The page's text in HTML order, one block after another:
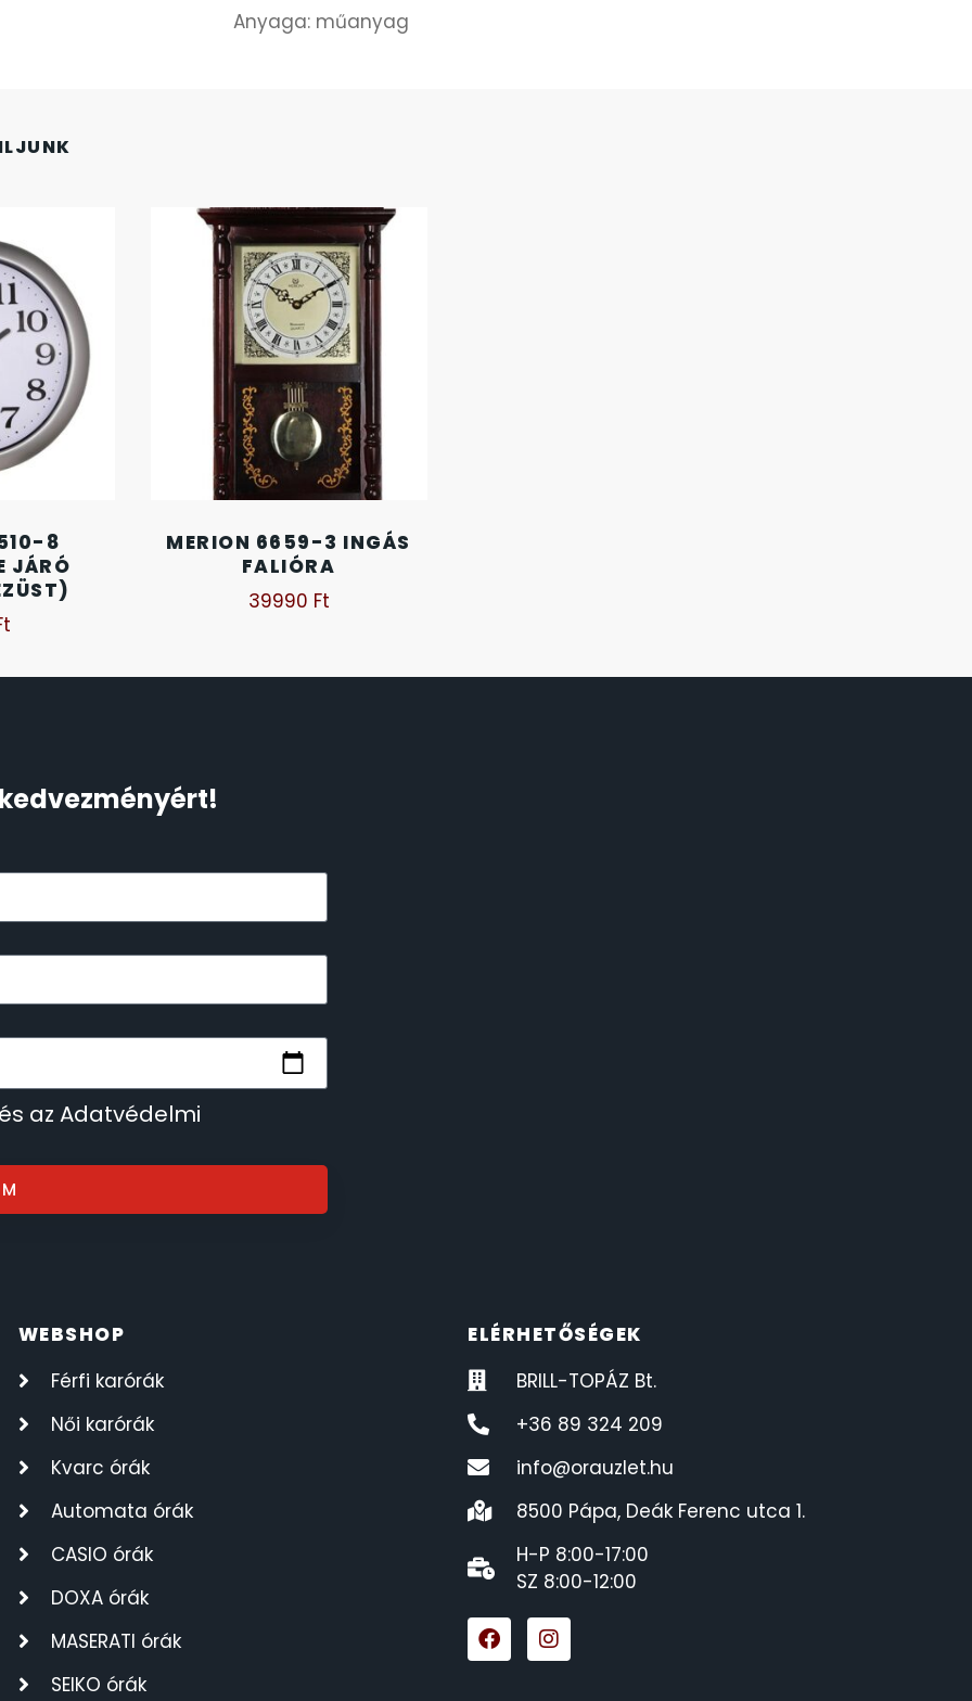
Anyaga: műanyag
8
JÁRÓ
MERION 6659-3 INGÁS
FALIÓRA
39990 Ft
az Adatvédelmi
WEBSHOP
Férfi karórák
Női karórák
Kvarc órák
Automata órák
CASIO órák
DOXA órák
MASERATI órák
SEIKO órák
ELÉRHETŐSÉGEK
BRILL-TOPÁZ Bt.
+36 89 324 209
info@orauzlet.hu
8500 Pápa, Deák Ferenc utca 1.
H-P 8:00-17:00
SZ 8:00-12:00